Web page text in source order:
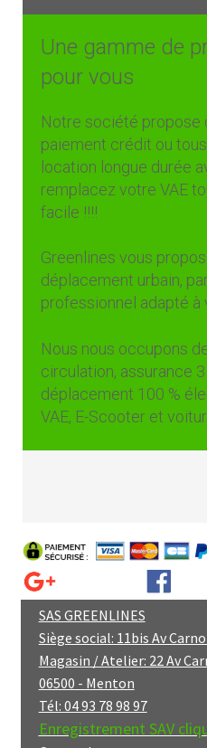
Une gamme de
pour vous
Notre société propose
paiement crédit ou
location longue durée
remplacez votre VAE
facile !!!!
Greenlines vous
déplacement urbain,
professionnel adapté à
Nous nous occupons
circulation, assurance
déplacement 100 %
VAE, E-Scooter et
SAS GREENLINES
Siège social: 11bis Av
Magasin / Atelier: 22 Av
06500 - Menton
Tél: 04 93 78 98 97
Enregistrement SAV